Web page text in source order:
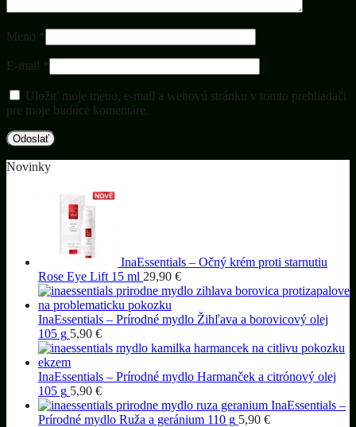
Meno *
E-mail *
Uložiť moje meno, e-mail a webovú stránku v tomto prehliadači
pre moje budúce komentáre.
Novinky
InaEssentials – Očný krém proti starnutiu
Rose Eye Lift 15 ml 29,90 €
InaEssentials – Prírodné mydlo Žihľava a borovicový olej
105 g 5,90 €
InaEssentials – Prírodné mydlo Harmanček a citrónový olej
105 g 5,90 €
InaEssentials –
Prírodné mydlo Ruža a geránium 110 g 5,90 €